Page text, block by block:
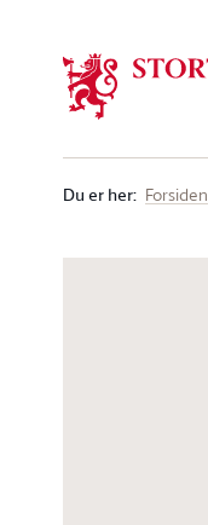
Du er her: Forsiden